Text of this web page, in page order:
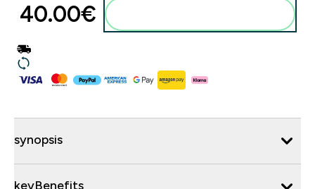
40.00€‎
synopsis
keyBenefits